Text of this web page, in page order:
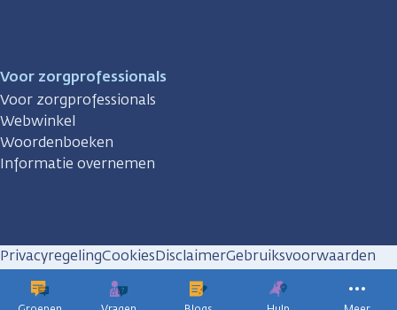
Voor zorgprofessionals
Voor zorgprofessionals
Webwinkel
Woordenboeken
Informatie overnemen
PrivacyregelingCookiesDisclaimerGebruiksvoorwaarden
Huisregels